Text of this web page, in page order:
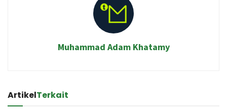
Muhammad Adam Khatamy
ArtikelTerkait